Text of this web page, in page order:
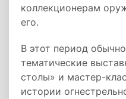
коллекционерам
его.
В этот период
тематические
столы» и мастер-
истории